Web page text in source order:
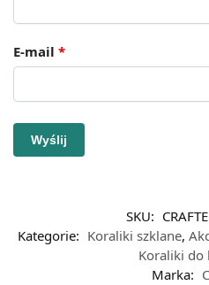
E-mail *
SKU:
Kategorie: Koraliki szklane,
Koraliki do
Marka: